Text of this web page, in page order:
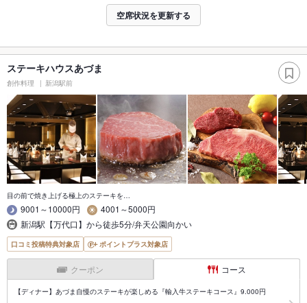
空席状況を更新する
ステーキハウスあづま
創作料理 新潟駅前
目の前で焼き上げる極上のステーキを…
9001～10000円
4001～5000円
新潟駅【万代口】から徒歩5分/弁天公園向かい
口コミ投稿特典対象店 ポイントプラス対象店
クーポン コース
【ディナー】あづま自慢のステーキが楽しめる『輸入牛ステーキコース』9.000円